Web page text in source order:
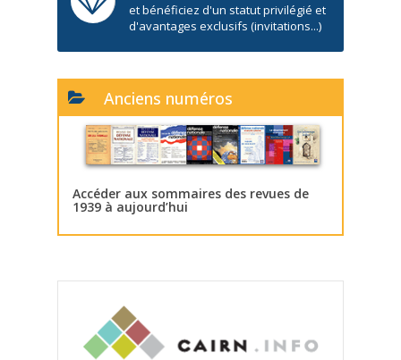
et bénéficiez d'un statut privilégié et
d'avantages exclusifs (invitations...)
Anciens numéros
Accéder aux sommaires des revues de
1939 à aujourd’hui